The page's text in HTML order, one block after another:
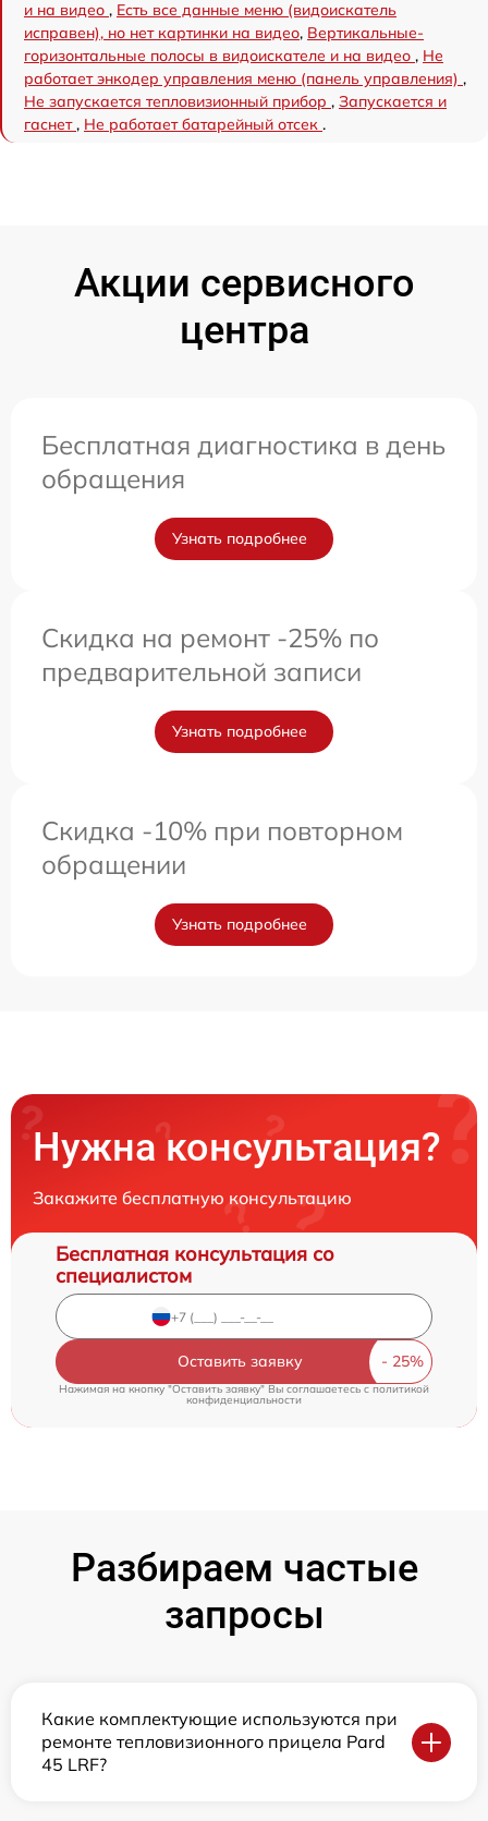
и на видео , Есть все данные меню (видоискатель
исправен), но нет картинки на видео, Вертикальные-
горизонтальные полосы в видоискателе и на видео , Не
работает энкодер управления меню (панель управления) ,
Не запускается тепловизионный прибор , Запускается и
гаснет, Не работает батарейный отсек .
Акции сервисного
центра
Бесплатная диагностика в день
обращения
Узнать подробнее
Скидка на ремонт -25% по
предварительной записи
Узнать подробнее
Скидка -10% при повторном
обращении
Узнать подробнее
Нужна консультация?
Закажите бесплатную консультацию
Бесплатная консультация со
специалистом
Оставить заявку
Нажимая на кнопку "Оставить заявку" Вы соглашаетесь c политикой
конфиденциальности
Разбираем частые
запросы
Какие комплектующие используются при
ремонте тепловизионного прицела Pard
45 LRF?